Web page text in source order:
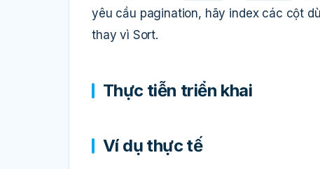
yêu cầu pagination, hãy index các cột
thay vì Sort.
Thực tiễn triển khai
Ví dụ thực tế